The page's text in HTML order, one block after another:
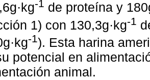
-1 de proteína y
1) con 130,3g·kg-1
-1). Esta harina
potencial en
animal.